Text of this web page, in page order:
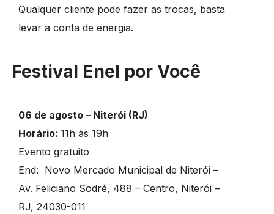
Qualquer cliente pode fazer as trocas, basta
levar a conta de energia.
Festival Enel por Você
06 de agosto – Niterói (RJ)
Horário: 11h às 19h
Evento gratuito
End: Novo Mercado Municipal de Niterói –
Av. Feliciano Sodré, 488 – Centro, Niterói –
RJ, 24030-011